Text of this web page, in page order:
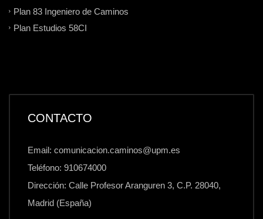
Plan 83 Ingeniero de Caminos
Plan Estudios 58CI
CONTACTO
Email: comunicacion.caminos@upm.es
Teléfono: 910674000
Dirección: Calle Profesor Aranguren 3, C.P. 28040,
Madrid (España)